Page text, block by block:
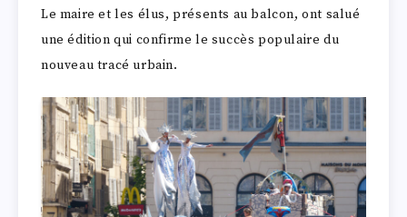
Le maire et les élus, présents au balcon, ont salué
une édition qui confirme le succès populaire du
nouveau tracé urbain.